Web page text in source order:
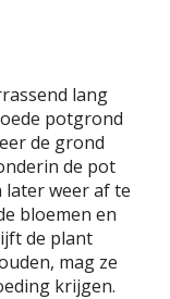
lang
potgrond
de grond
de pot
later weer af te
bloemen en
de plant
mag ze
krijgen.